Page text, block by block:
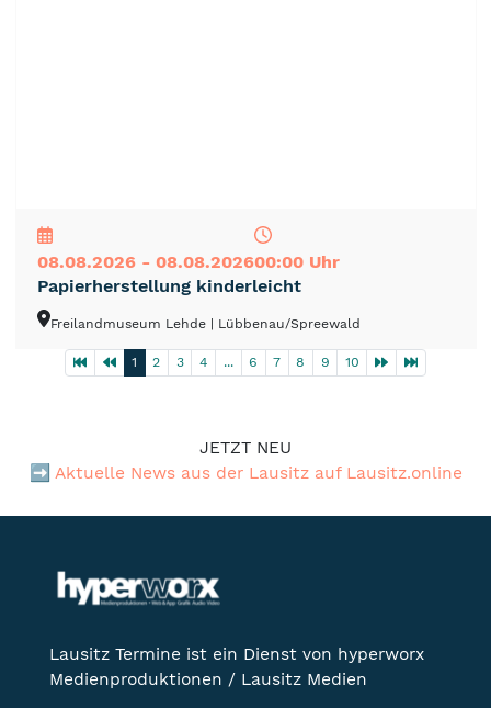
08.08.2026 - 08.08.202600:00 Uhr
Papierherstellung kinderleicht
Freilandmuseum Lehde | Lübbenau/Spreewald
1 2 3 4 ... 6 7 8 9 10
JETZT NEU
➡️ Aktuelle News aus der Lausitz auf Lausitz.online
Lausitz Termine ist ein Dienst von hyperworx
Medienproduktionen / Lausitz Medien